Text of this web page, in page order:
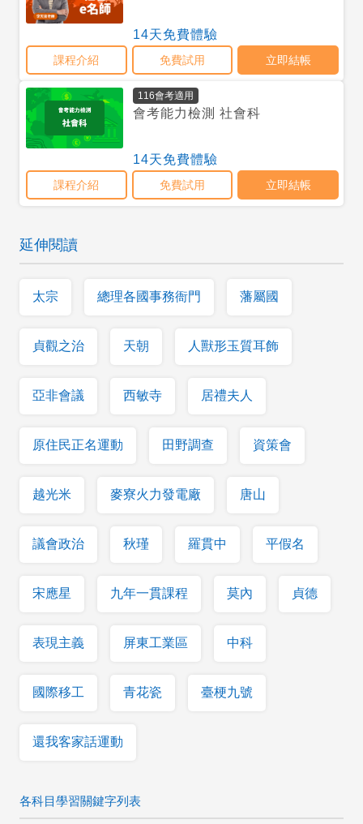
延伸閱讀
太宗 總理各國事務衙門 藩屬國
貞觀之治 天朝 人獸形玉質耳飾
亞非會議 西敏寺 居禮夫人
原住民正名運動 田野調查 資策會
越光米 麥寮火力發電廠 唐山
議會政治 秋瑾 羅貫中 平假名
宋應星 九年一貫課程 莫內 貞德
表現主義 屏東工業區 中科
國際移工 青花瓷 臺梗九號
還我客家話運動
各科目學習關鍵字列表